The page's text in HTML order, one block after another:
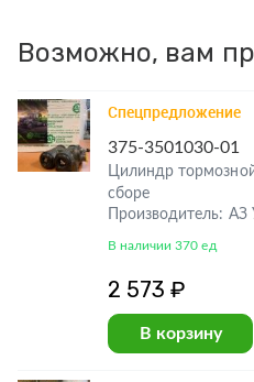
Возможно, вам
Спецпредложение
375-3501030-01
Цилиндр
сборе
Производитель: АЗ
В наличии 370 ед
2 573 ₽
В корзину